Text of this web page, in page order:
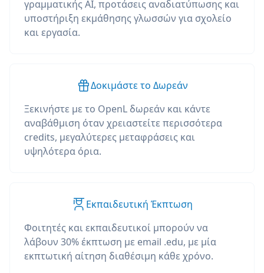
γραμματικής AI, προτάσεις αναδιατύπωσης και
υποστήριξη εκμάθησης γλωσσών για σχολείο
και εργασία.
Δοκιμάστε το Δωρεάν
Ξεκινήστε με το OpenL δωρεάν και κάντε
αναβάθμιση όταν χρειαστείτε περισσότερα
credits, μεγαλύτερες μεταφράσεις και
υψηλότερα όρια.
Εκπαιδευτική Έκπτωση
Φοιτητές και εκπαιδευτικοί μπορούν να
λάβουν 30% έκπτωση με email .edu, με μία
εκπτωτική αίτηση διαθέσιμη κάθε χρόνο.